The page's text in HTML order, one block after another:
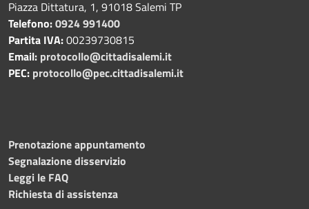
Piazza Dittatura, 1, 91018 Salemi TP
Telefono:0924 991400
Partita IVA:00239730815
Email: protocollo@cittadisalemi.it
PEC: protocollo@pec.cittadisalemi.it
Prenotazione appuntamento
Segnalazione disservizio
Leggi le FAQ
Richiesta di assistenza